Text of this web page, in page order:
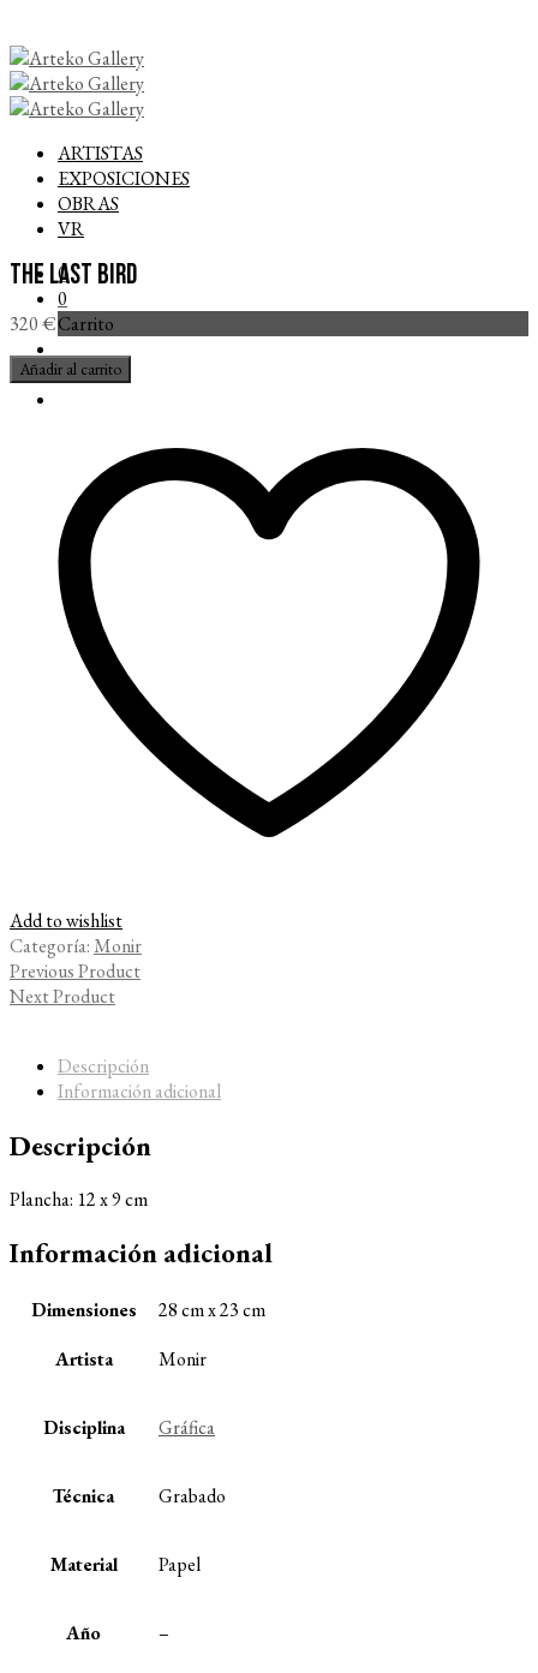
ARTISTAS
EXPOSICIONES
OBRAS
VR
0
0
Carrito
The last bird
320€
The
Añadir al carrito
Add to wishlist
Categoría: Monir
Previous Product
Next Product
Descripción
Información adicional
Descripción
Plancha: 12 x 9 cm
Información adicional
Dimensiones
28 cm x 23 cm
Artista
Monir
Disciplina Gráfica
Técnica Grabado
Material Papel
Año –